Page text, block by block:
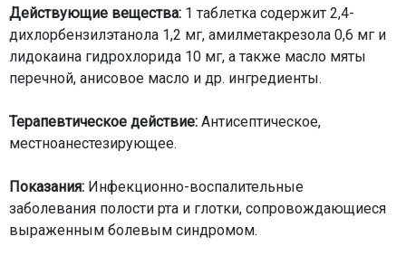
Действующие вещества: 1 таблетка содержит 2,4-
дихлорбензилэтанола 1,2 мг, амилметакрезола 0,6 мг и
лидокаина гидрохлорида 10 мг, а также масло мяты
перечной, анисовое масло и др. ингредиенты.
Терапевтическое действие: Антисептическое,
местноанестезирующее.
Показания: Инфекционно-воспалительные
заболевания полости рта и глотки, сопровождающиеся
выраженным болевым синдромом.